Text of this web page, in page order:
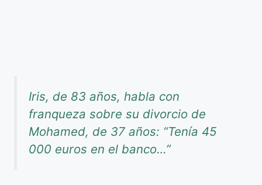
Iris, de 83 años, habla con
franqueza sobre su divorcio de
Mohamed, de 37 años: “Tenía 45
000 euros en el banco…”